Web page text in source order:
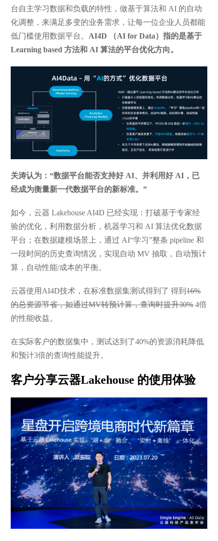
台自主学习数据和负载的特性，做基于算法和 AI 的自动
化调整，来满足多变的业务需求，让每一位企业人员都能
低门槛使用数据平台。AI4D （AI for Data）指的是基于
Learning based 方法和 AI 算法的平台优化方向。
关涛认为：“数据平台能否支持好 AI、并利用好 AI，已
经成为衡量新一代数据平台的新标准。”
如今，云器 Lakehouse AI4D 已经实现：打破基于专家经
验的优化，利用数据分析，机器学习和 AI 算法优化数据
平台；在数据建模场景上，通过 AI“学习”整条 pipeline 和
一段时间的历史查询情况，实现自动 MV 抽取，自动预计
算，自动性能/成本的平衡。
云器使用AI4D技术，在标准数据集测试得到了 得到16%
的总资源节省，如通过MV转预计算，查询时提升30%4倍
的性能收益。
在实际客户的数据集中，测试达到了40%的资源消耗降低
和预计3倍的查询性能提升。
客户分享云器Lakehouse 的使用体验